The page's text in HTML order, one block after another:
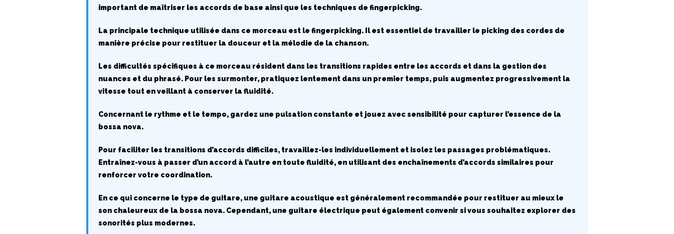
important de maîtriser les accords de base ainsi que les techniques de fingerpicking.
La principale technique utilisée dans ce morceau est le fingerpicking. Il est essentiel de travailler le picking des cordes de
manière précise pour restituer la douceur et la mélodie de la chanson.
Les difficultés spécifiques à ce morceau résident dans les transitions rapides entre les accords et dans la gestion des
nuances et du phrasé. Pour les surmonter, pratiquez lentement dans un premier temps, puis augmentez progressivement la
vitesse tout en veillant à conserver la fluidité.
Concernant le rythme et le tempo, gardez une pulsation constante et jouez avec sensibilité pour capturer l’essence de la
bossa nova.
Pour faciliter les transitions d’accords difficiles, travaillez-les individuellement et isolez les passages problématiques.
Entraînez-vous à passer d’un accord à l’autre en toute fluidité, en utilisant des enchaînements d’accords similaires pour
renforcer votre coordination.
En ce qui concerne le type de guitare, une guitare acoustique est généralement recommandée pour restituer au mieux le
son chaleureux de la bossa nova. Cependant, une guitare électrique peut également convenir si vous souhaitez explorer des
sonorités plus modernes.